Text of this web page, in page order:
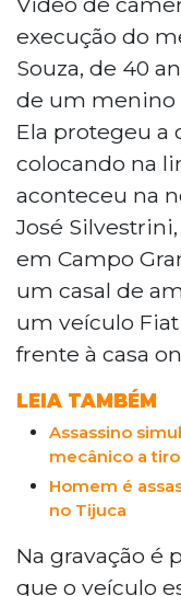
feira (9) na
Tijuca, em
câmeras de
motociclista
contra a
e uma mulher
que o crime
pertence foi
como
execução do
Souza, de 40
de um menino
Ela protegeu a
colocando na
aconteceu na
José
em Campo
um casal de
um veículo
frente à casa
LEIA TAMBÉM
Assassino
mecânico a
Homem é
no Tijuca
Na gravação é
que o veículo